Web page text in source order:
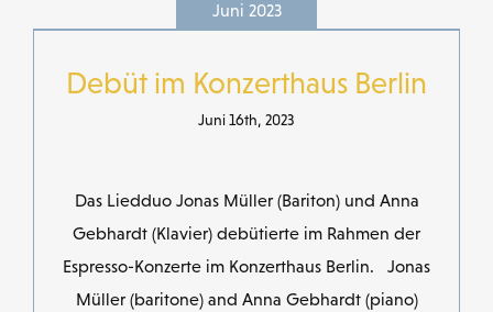
Juni 2023
Debüt im Konzerthaus Berlin
Juni 16th, 2023
Das Liedduo Jonas Müller (Bariton) und Anna
Gebhardt (Klavier) debütierte im Rahmen der
Espresso-Konzerte im Konzerthaus Berlin. Jonas
Müller (baritone) and Anna Gebhardt (piano)